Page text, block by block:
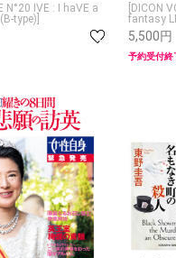
N°20 IVE : I haVE a
type)]
[DICON
fantasy
5,500円
予約受付終